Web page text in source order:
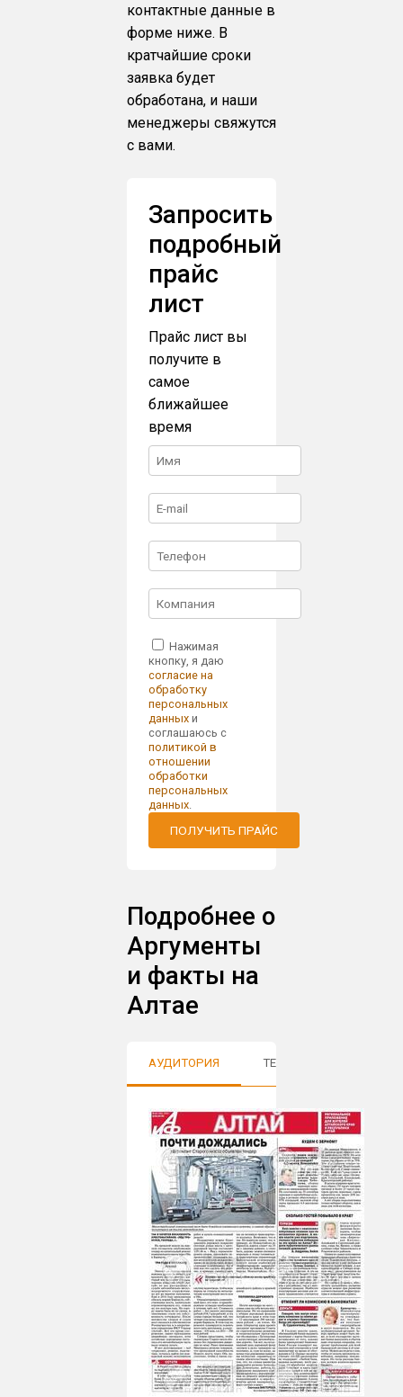
контактные данные в
форме ниже. В
кратчайшие сроки
заявка будет
обработана, и наши
менеджеры свяжутся
с вами.
Запросить
подробный
прайс
лист
Прайс лист вы
получите в
самое
ближайшее
время
Нажимая
кнопку, я даю
согласие на
обработку
персональных
данныхи
соглашаюсь с
политикой в
отношении
обработки
персональных
данных.
ПОЛУЧИТЬ ПРАЙС
Подробнее о
Аргументы
и факты на
Алтае
АУДИТОРИЯ ТЕМАТИКИ